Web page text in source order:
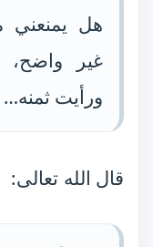
هل يمنعني
غير واضح،
ورأيت
قال الله تعالى: